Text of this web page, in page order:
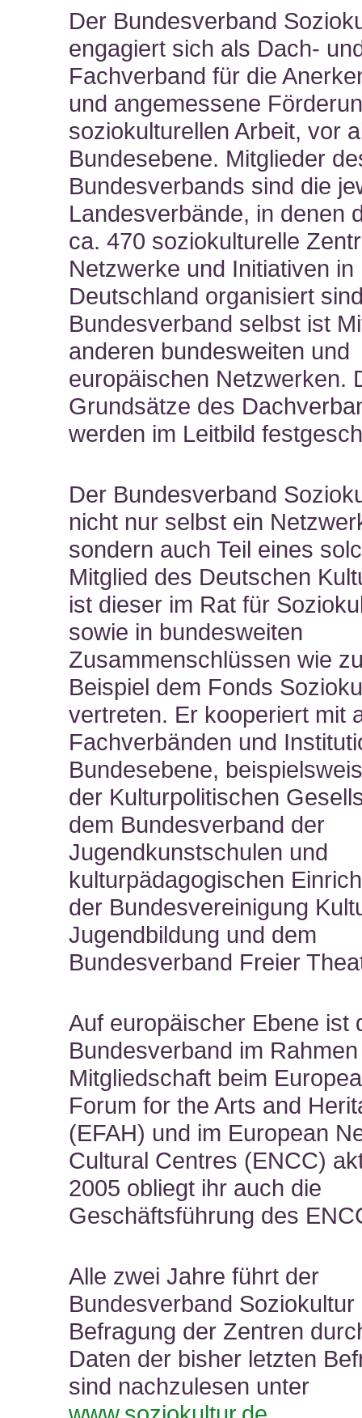
Der Bundesverband
engagiert sich als Dach-
Fachverband für die
und angemessene
soziokulturellen Arbeit, vor
Bundesebene. Mitglieder
Bundesverbands sind die
Landesverbände, in denen
ca. 470 soziokulturelle
Netzwerke und Initiativen in
Deutschland organisiert
Bundesverband selbst ist
anderen bundesweiten und
europäischen Netzwerken.
Grundsätze des
werden im Leitbild
Der Bundesverband
nicht nur selbst ein
sondern auch Teil eines
Mitglied des Deutschen
ist dieser im Rat für
sowie in bundesweiten
Zusammenschlüssen wie
Beispiel dem Fonds
vertreten. Er kooperiert mit
Fachverbänden und
Bundesebene,
der Kulturpolitischen
dem Bundesverband der
Jugendkunstschulen und
kulturpädagogischen
der Bundesvereinigung
Jugendbildung und dem
Bundesverband Freier
Auf europäischer Ebene ist
Bundesverband im
Mitgliedschaft beim
Forum for the Arts and
(EFAH) und im European
Cultural Centres (ENCC)
2005 obliegt ihr auch die
Geschäftsführung des
Alle zwei Jahre führt der
Bundesverband Soziokultur
Befragung der Zentren
Daten der bisher letzten
sind nachzulesen unter